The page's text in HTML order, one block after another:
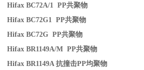
Hifax BC72A/1 PP共聚物
Hifax BC72G1 PP共聚物
Hifax BC72G PP共聚物
Hifax BR1149A/M PP共聚物
Hifax BR1149A抗撞击PP均聚物